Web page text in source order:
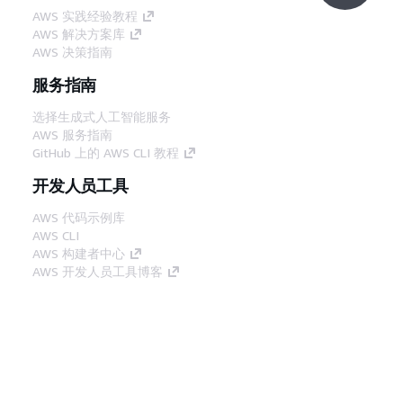
AWS 实践经验教程
AWS 解决方案库
AWS 决策指南
服务指南
选择生成式人工智能服务
AWS 服务指南
GitHub 上的 AWS CLI 教程
开发人员工具
AWS 代码示例库
AWS CLI
AWS 构建者中心
AWS 开发人员工具博客